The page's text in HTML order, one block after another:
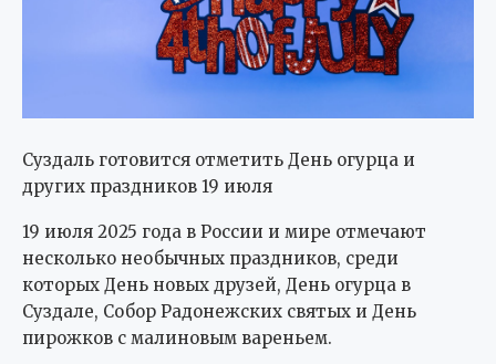
Суздаль готовится отметить День огурца и
других праздников 19 июля
19 июля 2025 года в России и мире отмечают
несколько необычных праздников, среди
которых День новых друзей, День огурца в
Суздале, Собор Радонежских святых и День
пирожков с малиновым вареньем.